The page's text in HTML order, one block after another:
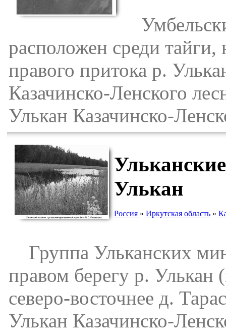
расположен среди
правого притока р.
Казачинско-Ленского
Улькан Казачинско-
Улькан
Россия »Иркутская область »
Группа Ульканских
правом берегу р. Улькан
северо-восточнее д.
Улькан Казачинско-